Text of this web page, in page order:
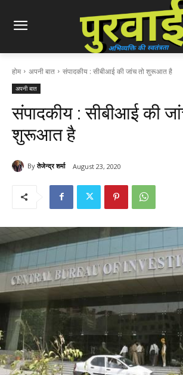
होम अपनी बात संपादकीय : सीबीआई की जांच तो शुरूआत है
अपनी बात
संपादकीय : सीबीआई की
शुरूआत है
By तेजेन्द्र शर्मा August 23, 2020